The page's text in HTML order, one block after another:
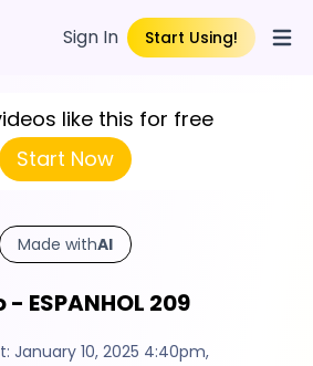
Sign In Start Using!
like this for free
Start Now
Made withAI
ESPANHOL 209
January 10, 2025 4:40pm,